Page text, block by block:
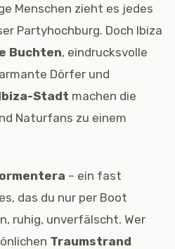
Menschen zieht es jedes
Partyhochburg. Doch Ibiza
Buchten, eindrucksvolle
Dörfer und
Stadt machen die
Naturfans zu einem
– ein fast
das du nur per Boot
ruhig, unverfälscht. Wer
Traumstrand